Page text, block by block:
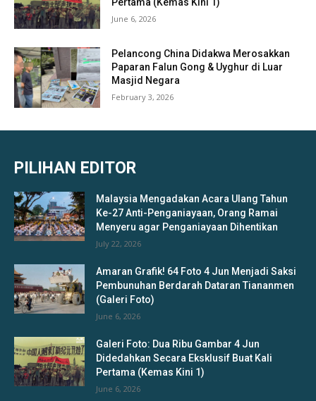
June 6, 2026
Pelancong China Didakwa Merosakkan
Paparan Falun Gong & Uyghur di Luar
Masjid Negara
February 3, 2026
PILIHAN EDITOR
Malaysia Mengadakan Acara Ulang Tahun
Ke-27 Anti-Penganiayaan, Orang Ramai
Menyeru agar Penganiayaan Dihentikan
July 22, 2026
Amaran Grafik! 64 Foto 4 Jun Menjadi Saksi
Pembunuhan Berdarah Dataran Tiananmen
(Galeri Foto)
June 6, 2026
Galeri Foto: Dua Ribu Gambar 4 Jun
Didedahkan Secara Eksklusif Buat Kali
Pertama (Kemas Kini 1)
June 6, 2026